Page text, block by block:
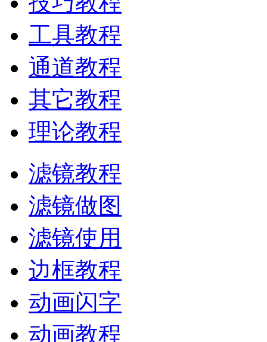
工具教程
通道教程
其它教程
理论教程
滤镜教程
滤镜做图
滤镜使用
边框教程
动画闪字
动画教程